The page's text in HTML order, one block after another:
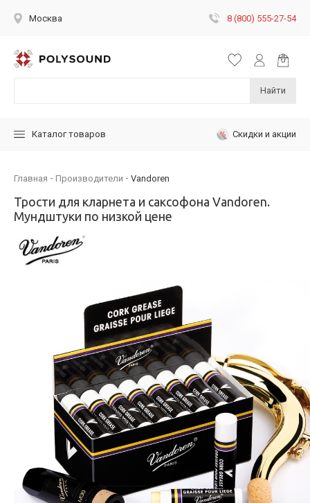
Москва 8 (800) 555-27-54
Найти
Каталог товаров Скидки и акции
Главная Производители Vandoren
Трости для кларнета и саксофона Vandoren.
Мундштуки по низкой цене